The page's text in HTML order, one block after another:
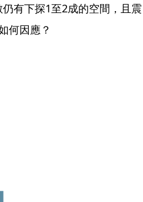
有下探1至2成的空間，且震
何因應？